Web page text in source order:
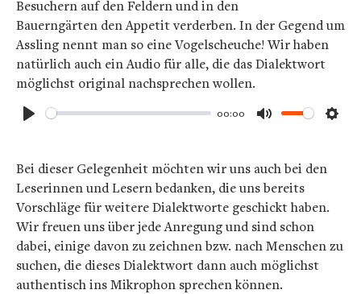
Besuchern auf den Feldern und in den
Bauerngärten den Appetit verderben. In der Gegend um
Assling nennt man so eine Vogelscheuche! Wir haben
natürlich auch ein Audio für alle, die das Dialektwort
möglichst original nachsprechen wollen.
00:00
Bei dieser Gelegenheit möchten wir uns auch bei den
Leserinnen und Lesern bedanken, die uns bereits
Vorschläge für weitere Dialektworte geschickt haben.
Wir freuen uns über jede Anregung und sind schon
dabei, einige davon zu zeichnen bzw. nach Menschen zu
suchen, die dieses Dialektwort dann auch möglichst
authentisch ins Mikrophon sprechen können.